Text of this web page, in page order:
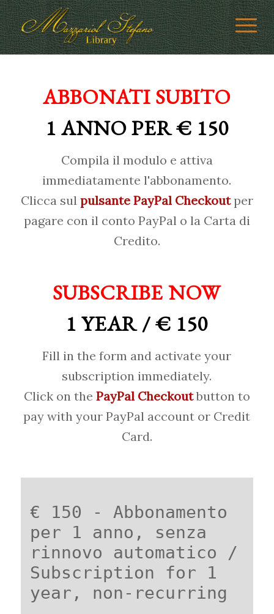
ABBONATI SUBITO
1 ANNO PER € 150
Compila il modulo e attiva
immediatamente l'abbonamento.
Clicca sul pulsante PayPal Checkoutper
pagare con il conto PayPal o la Carta di
Credito.
SUBSCRIBE NOW
1 YEAR / € 150
Fill in the form and activate your
subscription immediately.
Click on the PayPal Checkoutbutton to
pay with your PayPal account or Credit
Card.
€ 150 - Abbonamento
per 1 anno, senza
rinnovo automatico /
Subscription for 1
year, non-recurring